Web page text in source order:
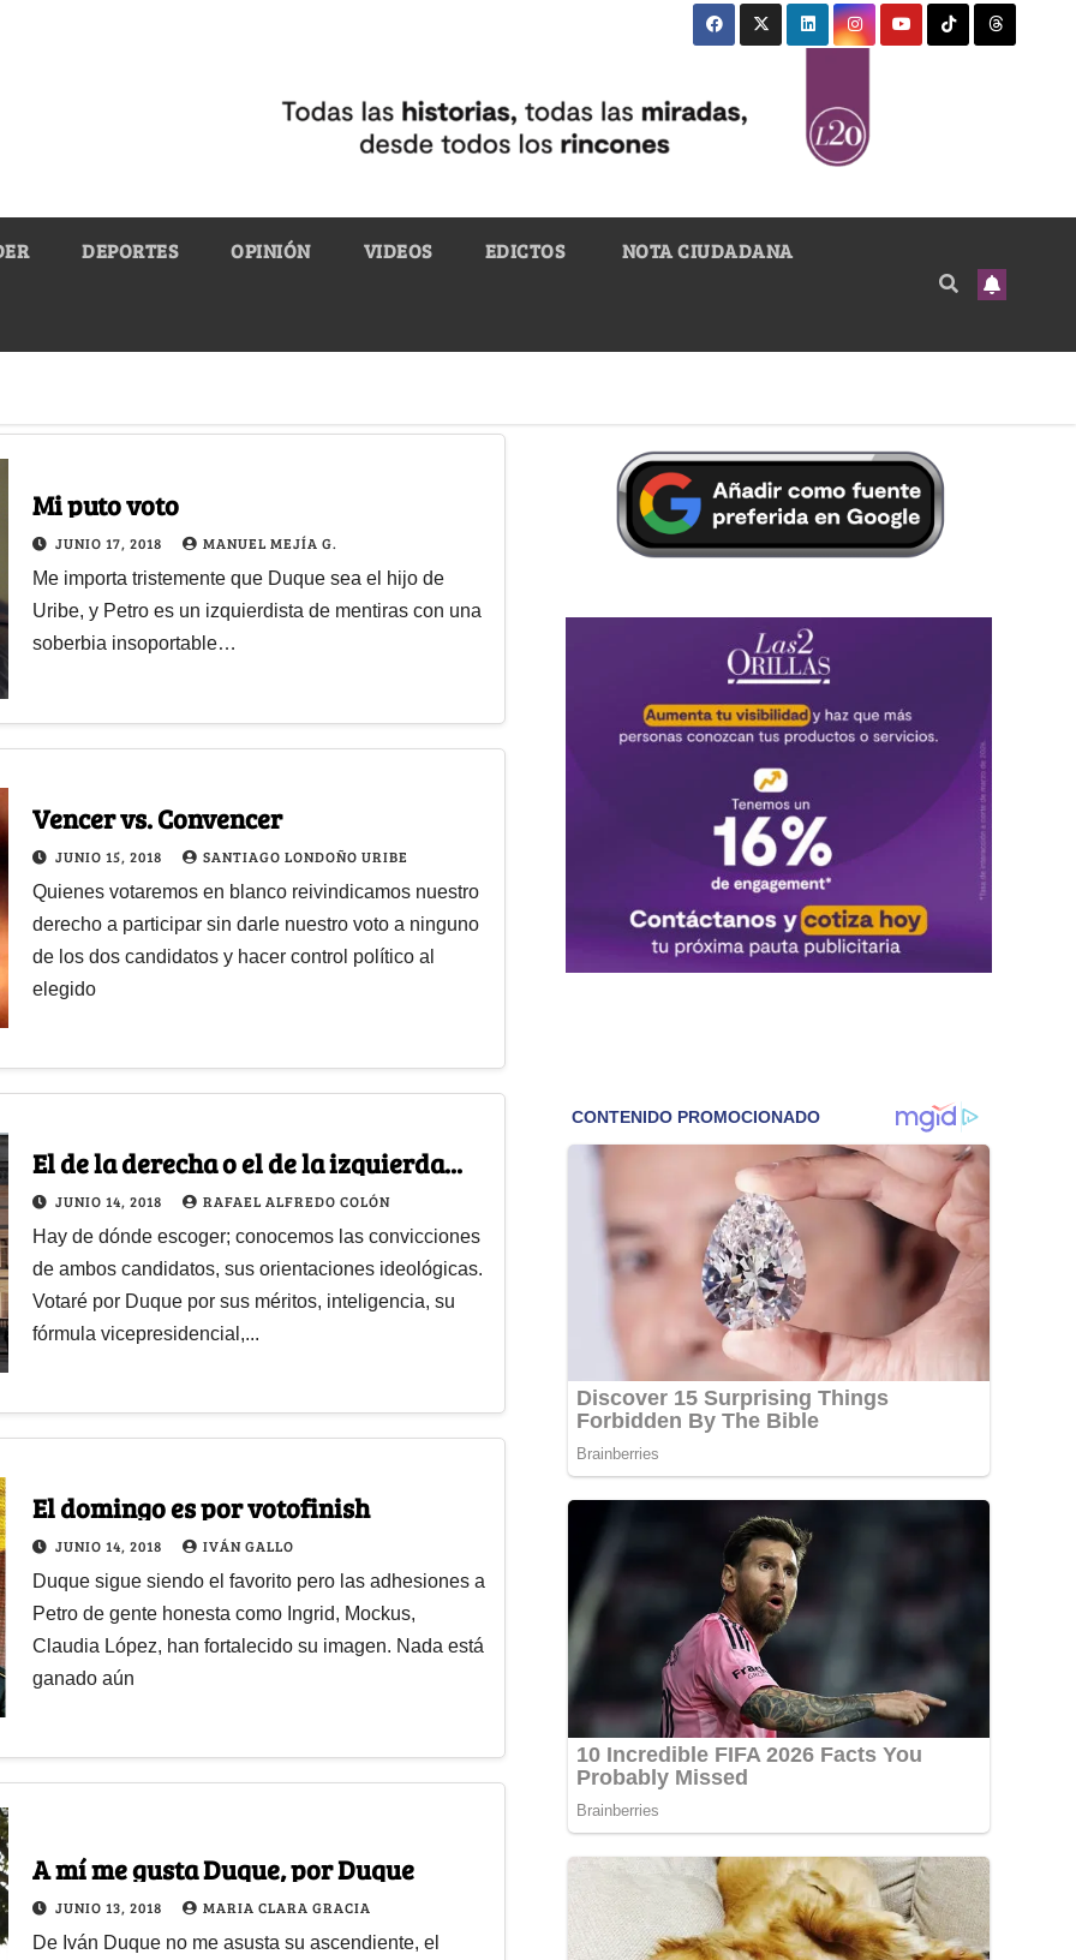
DEPORTES OPINIÓN VIDEOS EDICTOS NOTA CIUDADANA
Mi puto voto
JUNIO 17, 2018 MANUEL MEJÍA G.
Me importa tristemente que Duque sea el hijo de
Uribe, y Petro es un izquierdista de mentiras con una
soberbia insoportable…
Vencer vs. Convencer
JUNIO 15, 2018 SANTIAGO LONDOÑO URIBE
Quienes votaremos en blanco reivindicamos nuestro
derecho a participar sin darle nuestro voto a ninguno
de los dos candidatos y hacer control político al
elegido
El de la derecha o el de la izquierda...
JUNIO 14, 2018 RAFAEL ALFREDO COLÓN
Hay de dónde escoger; conocemos las convicciones
de ambos candidatos, sus orientaciones ideológicas.
Votaré por Duque por sus méritos, inteligencia, su
fórmula vicepresidencial,...
El domingo es por votofinish
JUNIO 14, 2018 IVÁN GALLO
Duque sigue siendo el favorito pero las adhesiones a
Petro de gente honesta como Ingrid, Mockus,
Claudia López, han fortalecido su imagen. Nada está
ganado aún
A mí me gusta Duque, por Duque
JUNIO 13, 2018 MARIA CLARA GRACIA
De Iván Duque no me asusta su ascendiente, el